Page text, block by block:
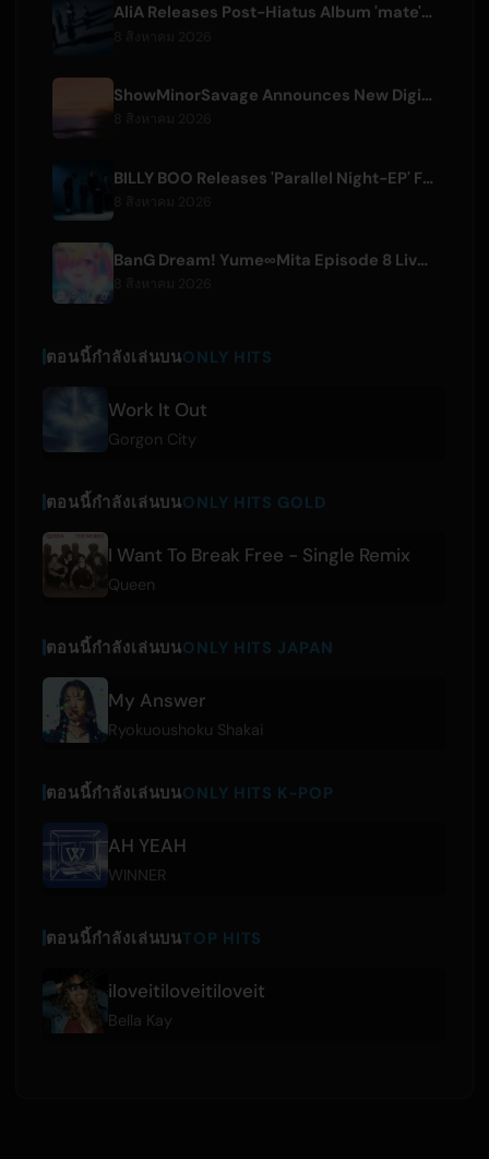
AliA Releases Post-Hiatus Album 'mate', Announces Tokyo Live
ShowMinorSavage Announces New Digital Single 'Gradation'
BILLY BOO Releases 'Parallel Night-EP' Featuring TV Drama Theme Song
BanG Dream! Yume∞Mita Episode 8 Live Clip Released
ตอนนี้กำลังเล่นบนONLY HITS
Work It Out
Gorgon City
ตอนนี้กำลังเล่นบนONLY HITS GOLD
I Want To Break Free - Single Remix
Queen
ตอนนี้กำลังเล่นบนONLY HITS JAPAN
My Answer
Ryokuoushoku Shakai
ตอนนี้กำลังเล่นบนONLY HITS K-POP
AH YEAH
WINNER
ตอนนี้กำลังเล่นบนTOP HITS
iloveitiloveitiloveit
Bella Kay